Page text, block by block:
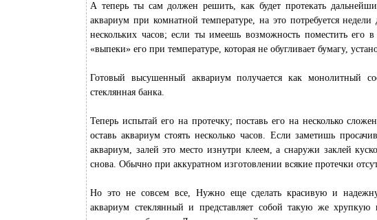
А теперь ты сам должен решить, как будет протекать
аквариум при комнатной температуре, на это потребуется
нескольких часов; если ты имеешь возможность поместить
«выпеки» его при температуре, которая не обугливает бумагу,
Готовый высушенный аквариум получается как монолитный
стеклянная банка.
Теперь испытай его на протечку; поставь его на несколько
оставь аквариум стоять несколько часов. Если заметишь
аквариум, залей это место изнутри клеем, а снаружи заклей
снова. Обычно при аккуратном изготовлении всякие протечки
Но это не совсем все, Нужно еще сделать красивую и
аквариум стеклянный и представляет собой такую же